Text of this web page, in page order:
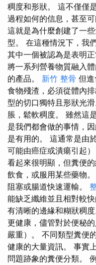
稠度和形狀。 這不僅僅
過程如何的信息，甚至
這就是為什麼創建了一
型。 在這種情況下，我
其中一個被認為是表明
將一系列營養物質融入
的產品。 新竹 整骨 但
食物殘渣，必須從體內
型的切口獨特且形狀光
脹，鬆軟稠度。 雖然這
是我們都會做的事情，
是有用的。 這通常是由
可能由癌症或潰瘍引起
看起來很明顯，但糞便
飲食，或服用某些藥物
阻塞或腸道快速運輸。
能缺乏纖維並且相對較
有清晰的邊緣和糊狀稠
更健康，儘管對於便秘
嚴重）。 不同類型糞便
健康的大量資訊。 事實
問題跡象的糞便分類。